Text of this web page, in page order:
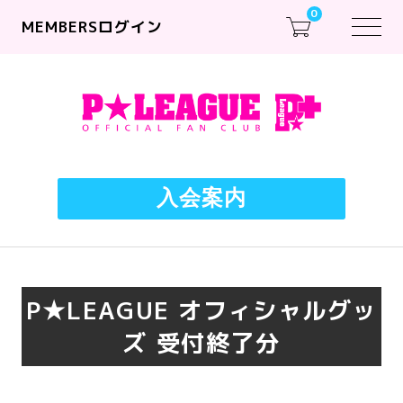
MEMBERSログイン
0
入会案内
P★LEAGUE オフィシャルグッ
ズ 受付終了分